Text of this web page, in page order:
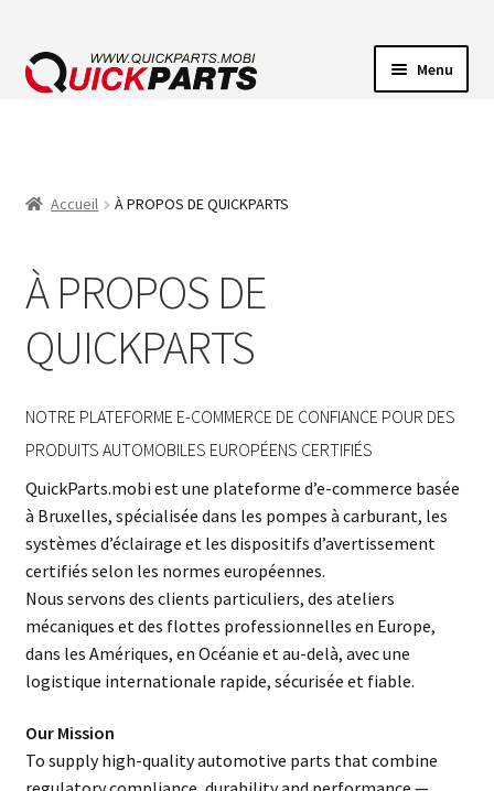
Menu
AVERTISSEUR SONORE
Accueil À PROPOS DE QUICKPARTS
À PROPOS DE
QUICKPARTS
NOTRE PLATEFORME E-COMMERCE DE CONFIANCE POUR DES
PRODUITS AUTOMOBILES EUROPÉENS CERTIFIÉS
QuickParts.mobi est une plateforme d’e-commerce basée
à Bruxelles, spécialisée dans les pompes à carburant, les
systèmes d’éclairage et les dispositifs d’avertissement
certifiés selon les normes européennes.
Nous servons des clients particuliers, des ateliers
mécaniques et des flottes professionnelles en Europe,
dans les Amériques, en Océanie et au-delà, avec une
logistique internationale rapide, sécurisée et fiable.
Our Mission
To supply high-quality automotive parts that combine